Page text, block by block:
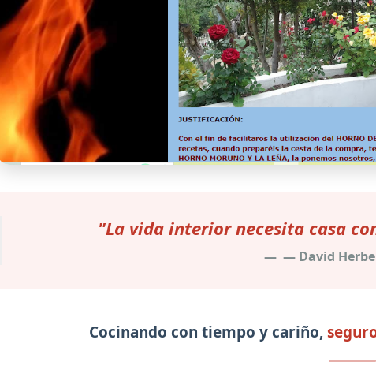
"La vida interior necesita casa
— David
Cocinando con tiempo y cariño,